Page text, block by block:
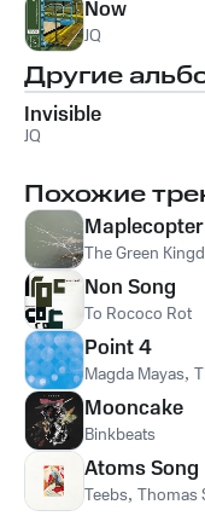
Now
JQ
Другие
Invisible
JQ
Похожие
Maplecopter
The Green
Non Song
To Rococo Rot
Point 4
Magda Mayas,
Mooncake
Binkbeats
Atoms Song
Teebs, Thomas